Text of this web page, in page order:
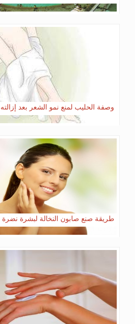
وصفة الحليب لمنع نمو الشعر بعد إزالته
طريقة صنع صابون النخالة لبشرة